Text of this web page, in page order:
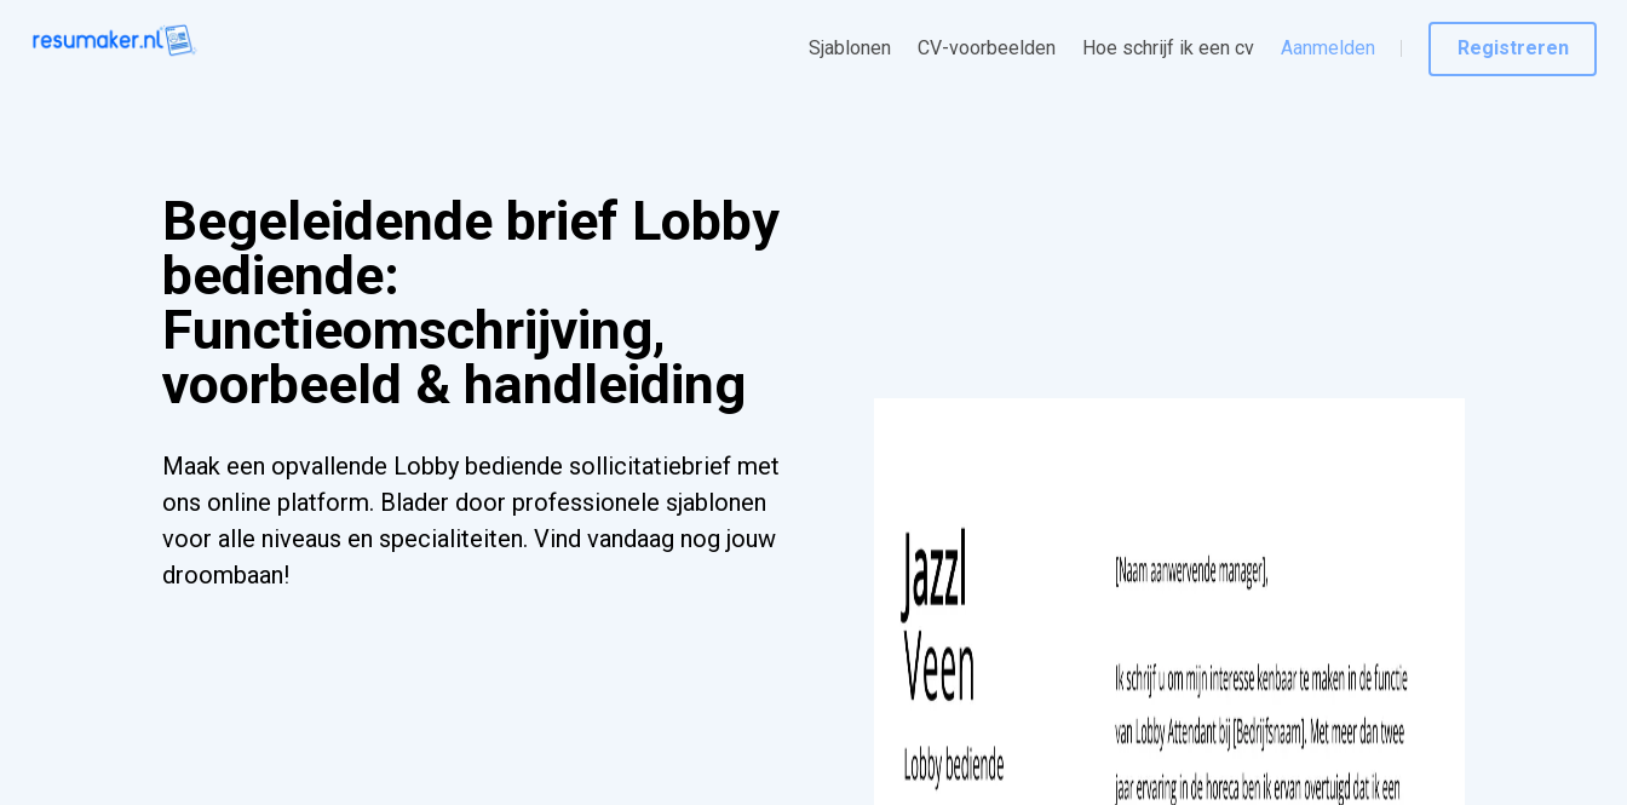
Sjablonen CV-voorbeelden Hoe schrijf ik een cv Aanmelden Registreren
Begeleidende brief Lobby
bediende:
Functieomschrijving,
voorbeeld & handleiding
Maak een opvallende Lobby bediende sollicitatiebrief met
ons online platform. Blader door professionele sjablonen
voor alle niveaus en specialiteiten. Vind vandaag nog jouw
droombaan!